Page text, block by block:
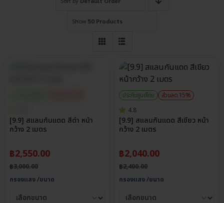
Show 50 Products
[9.9] สแลนกันแดด สีดำ หน้า
กว้าง 2 เมตร
฿2,550.00
฿3,000.00
กรองแสง /ขนาด
ประกันศูนย์ไทย
ส่วนลด 15%
4.8
[9.9] สแลนกันแดด สีเขียว หน้า
กว้าง 2 เมตร
฿2,040.00
฿2,400.00
กรองแสง /ขนาด